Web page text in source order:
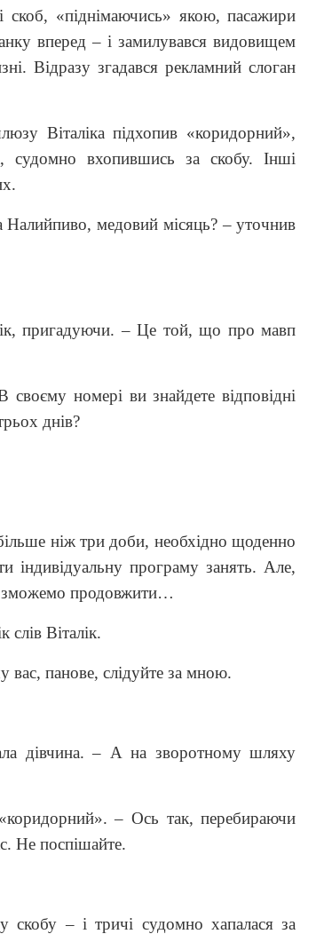
скоб, «піднімаючись» якою, пасажири
вперед – і замилувався видовищем
Відразу згадався рекламний слоган
Віталіка підхопив «коридорний»,
судомно вхопившись за скобу. Інші
Налийпиво, медовий місяць? – уточнив
пригадуючи. – Це той, що про мавп
номері ви знайдете відповідні
днів?
ніж три доби, необхідно щоденно
індивідуальну програму занять. Але,
зможемо продовжити…
слів Віталік.
вас, панове, слідуйте за мною.
дівчина. – А на зворотному шляху
– Ось так, перебираючи
Не поспішайте.
скобу – і тричі судомно хапалася за